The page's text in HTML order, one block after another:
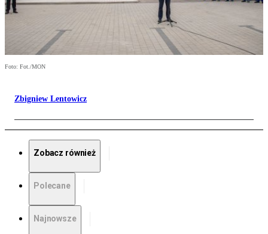
Foto: Fot./MON
Zbigniew Lentowicz
Zobacz również
Polecane
Najnowsze